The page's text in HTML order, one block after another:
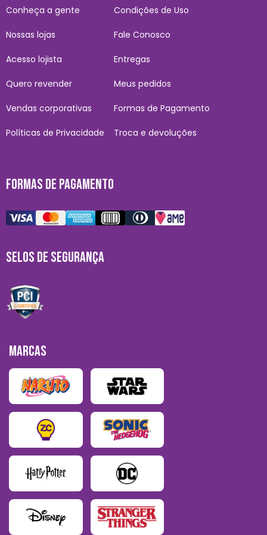
Conheça a gente
Nossas lojas
Acesso lojista
Quero revender
Vendas corporativas
Políticas de Privacidade
Condições de Uso
Fale Conosco
Entregas
Meus pedidos
Formas de Pagamento
Troca e devoluções
FORMAS DE PAGAMENTO
SELOS DE SEGURANÇA
MARCAS